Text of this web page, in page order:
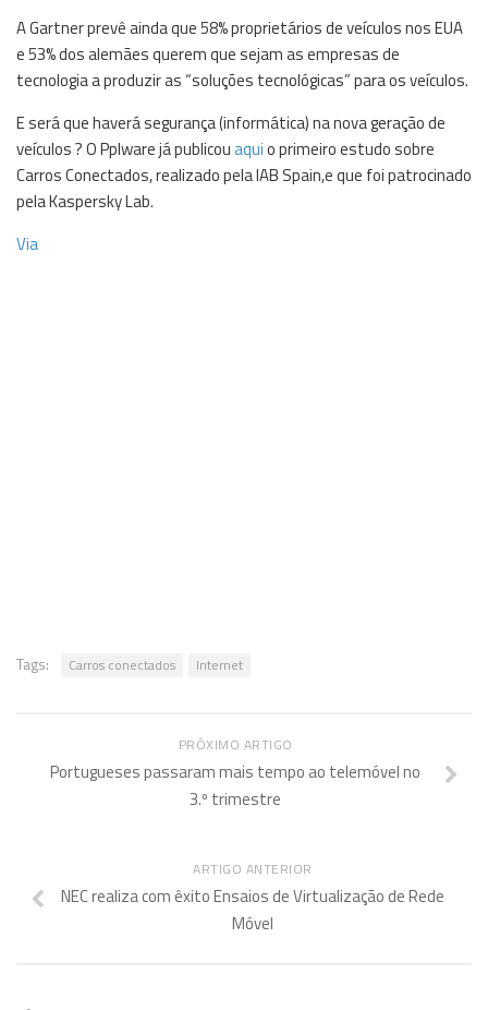
A Gartner prevê ainda que 58% proprietários de veículos nos EUA
e 53% dos alemães querem que sejam as empresas de
tecnologia a produzir as “soluções tecnológicas” para os veículos.
E será que haverá segurança (informática) na nova geração de
veículos ? O Pplware já publicouaquio primeiro estudosobre
Carros Conectados,realizado pela IAB Spain,e que foi patrocinado
pela Kaspersky Lab.
Via
Tags: Carros conectados Internet
PRÓXIMO ARTIGO
Portugueses passaram mais tempo ao telemóvel no
3.º trimestre
ARTIGO ANTERIOR
NEC realiza com êxito Ensaios de Virtualização de Rede
Móvel